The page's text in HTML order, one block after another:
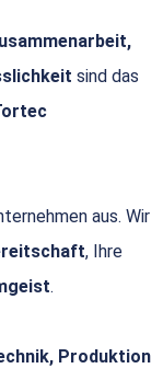
sind das
aus. Wir
, Ihre
.
Produktion